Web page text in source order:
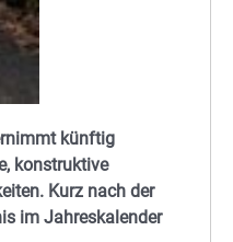
künftig
konstruktive
Kurz nach der
im Jahreskalender